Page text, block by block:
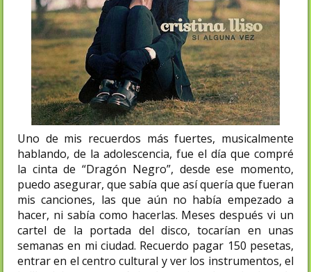
Uno de mis recuerdos más fuertes, musicalmente
hablando, de la adolescencia, fue el día que compré
la cinta de “Dragón Negro”, desde ese momento,
puedo asegurar, que sabía que así quería que fueran
mis canciones, las que aún no había empezado a
hacer, ni sabía como hacerlas. Meses después vi un
cartel de la portada del disco, tocarían en unas
semanas en mi ciudad. Recuerdo pagar 150 pesetas,
entrar en el centro cultural y ver los instrumentos, el